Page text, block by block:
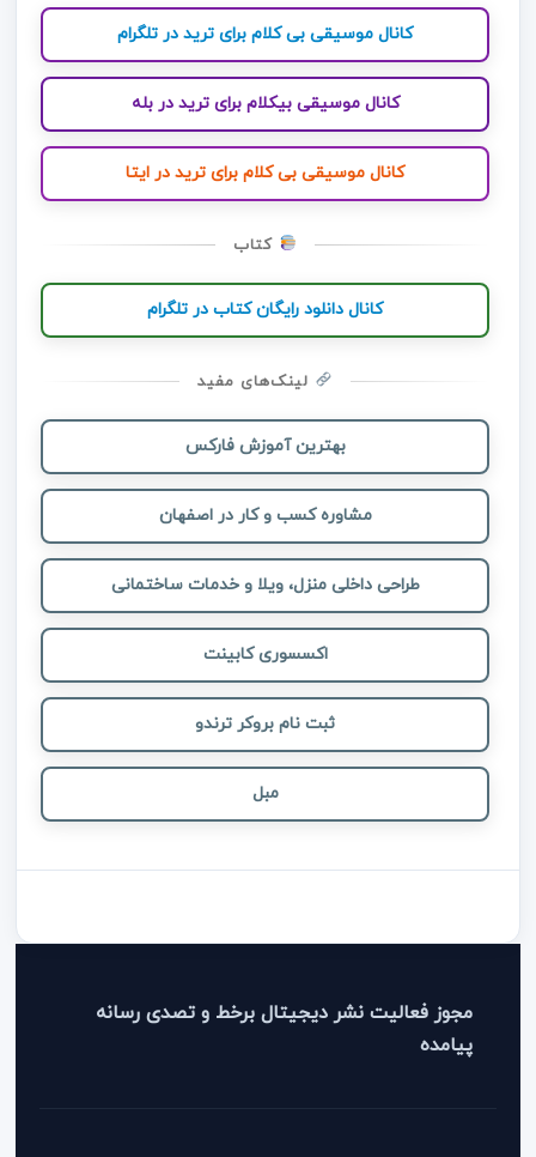
کانال موسیقی بی کلام برای ترید در تلگرام
کانال موسیقی بیکلام برای ترید در بله
کانال موسیقی بی کلام برای ترید در ایتا
کتاب
کانال دانلود رایگان کتاب در تلگرام
لینک‌های مفید
بهترین آموزش فارکس
مشاوره کسب و کار در اصفهان
طراحی داخلی منزل، ویلا و خدمات ساختمانی
اکسسوری کابینت
ثبت نام بروکر ترندو
مبل
مجوز فعالیت نشر دیجیتال برخط و تصدی رسانه
پیامده